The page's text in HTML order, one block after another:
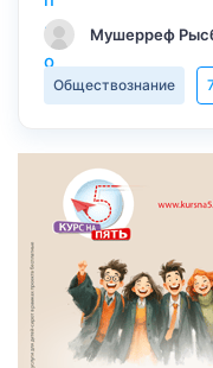
Мушерреф
Обществознание